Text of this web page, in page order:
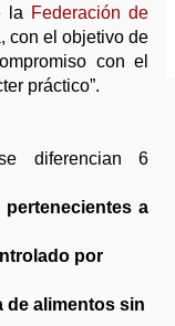
la Federación de
, con el objetivo de
con el
práctico”.
diferencian 6
a
por
de alimentos sin